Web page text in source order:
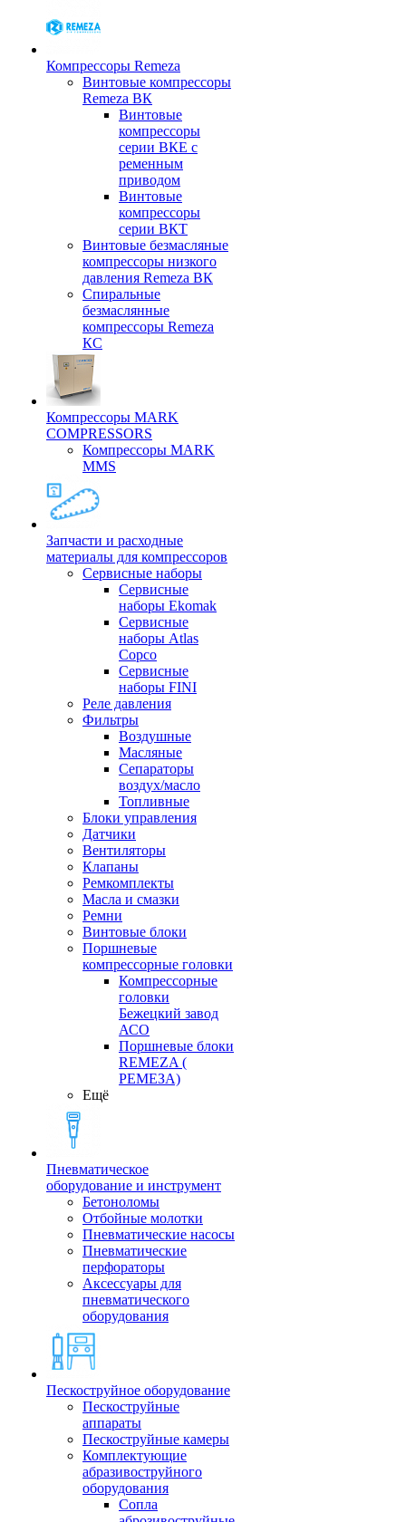
Компрессоры Remeza
Винтовые компрессоры
Remeza ВК
Винтовые
компрессоры
серии ВКЕ с
ременным
приводом
Винтовые
компрессоры
серии ВКТ
Винтовые безмасляные
компрессоры низкого
давления Remeza ВК
Спиральные
безмаслянные
компрессоры Remeza
КС
Компрессоры MARK
COMPRESSORS
Компрессоры MARK
MMS
Запчасти и расходные
материалы для компрессоров
Cервисные наборы
Сервисные
наборы Ekomak
Cервисные
наборы Atlas
Copco
Сервисные
наборы FINI
Реле давления
Фильтры
Воздушные
Масляные
Сепараторы
воздух/масло
Топливные
Блоки управления
Датчики
Вентиляторы
Клапаны
Ремкомплекты
Масла и смазки
Ремни
Винтовые блоки
Поршневые
компрессорные головки
Компрессорные
головки
Бежецкий завод
АСО
Поршневые блоки
REMEZA (
РЕМЕЗА)
Ещё
Пневматическое
оборудование и инструмент
Бетоноломы
Отбойные молотки
Пневматические насосы
Пневматические
перфораторы
Аксессуары для
пневматического
оборудования
Пескоструйное оборудование
Пескоструйные
аппараты
Пескоструйные камеры
Комплектующие
абразивоструйного
оборудования
Сопла